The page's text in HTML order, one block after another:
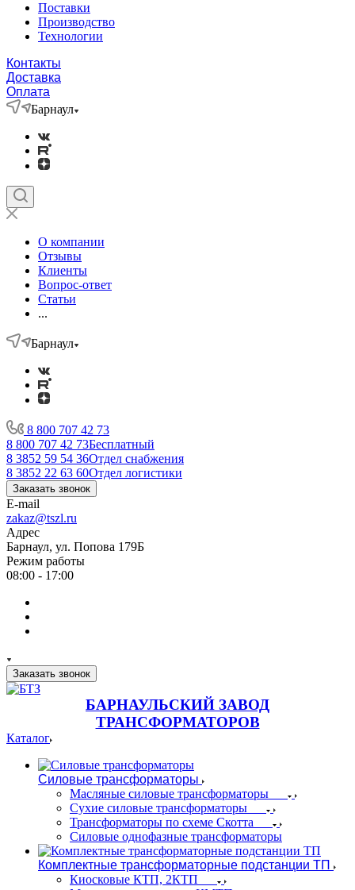
Поставки
Производство
Технологии
Контакты
Доставка
Оплата
Барнаул
О компании
Отзывы
Клиенты
Вопрос-ответ
Статьи
...
Барнаул
8 800 707 42 73
8 800 707 42 73Бесплатный
8 3852 59 54 36Отдел снабжения
8 3852 22 63 60Отдел логистики
Заказать звонок
E-mail
zakaz@tszl.ru
Адрес
Барнаул, ул. Попова 179Б
Режим работы
08:00 - 17:00
Заказать звонок
БАРНАУЛЬСКИЙ ЗАВОД
ТРАНСФОРМАТОРОВ
Каталог
Силовые трансформаторы
Масляные силовые трансформаторы
Сухие силовые трансформаторы
Трансформаторы по схеме Скотта
Силовые однофазные трансформаторы
Комплектные трансформаторные подстанции ТП
Киосковые КТП, 2КТП